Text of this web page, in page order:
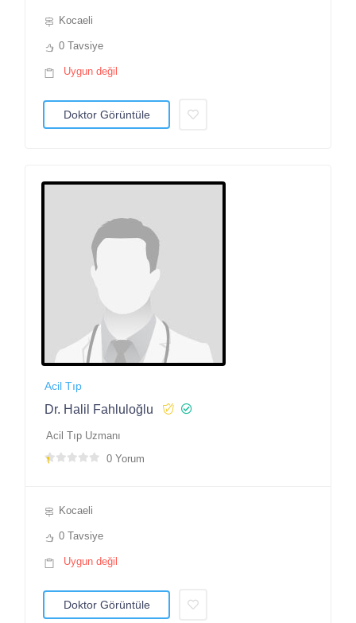
Kocaeli
0 Tavsiye
Uygun değil
Doktor Görüntüle
Acil Tıp
Dr. Halil Fahluloğlu
Acil Tıp Uzmanı
0 Yorum
Kocaeli
0 Tavsiye
Uygun değil
Doktor Görüntüle